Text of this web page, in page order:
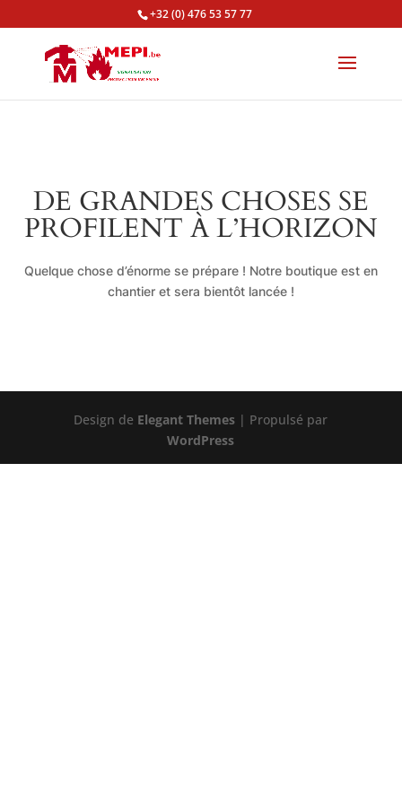
+32 (0) 476 53 57 77
DE GRANDES CHOSES SE
PROFILENT À L’HORIZON
Quelque chose d’énorme se prépare ! Notre boutique est en
chantier et sera bientôt lancée !
Design de Elegant Themes | Propulsé par
WordPress